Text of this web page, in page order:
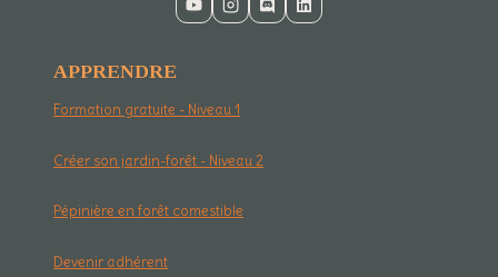
APPRENDRE
Formation gratuite - Niveau 1
Créer son jardin-forêt - Niveau 2
Pépinière en forêt comestible
Devenir adhérent